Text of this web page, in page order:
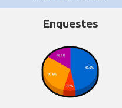
Enquestes